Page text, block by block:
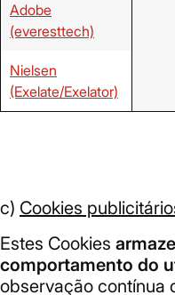
Adobe
(everesttech)
Nielsen
(Exelate/Exelator)
c) Cookies
Estes Cookies
comportamento do
observação contínua